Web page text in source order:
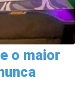
o maior